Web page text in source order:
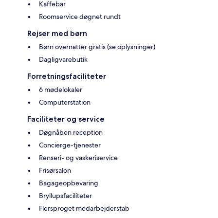
Kaffebar
Roomservice døgnet rundt
Rejser med børn
Børn overnatter gratis (se oplysninger)
Dagligvarebutik
Forretningsfaciliteter
6 mødelokaler
Computerstation
Faciliteter og service
Døgnåben reception
Concierge-tjenester
Renseri- og vaskeriservice
Frisørsalon
Bagageopbevaring
Bryllupsfaciliteter
Flersproget medarbejderstab